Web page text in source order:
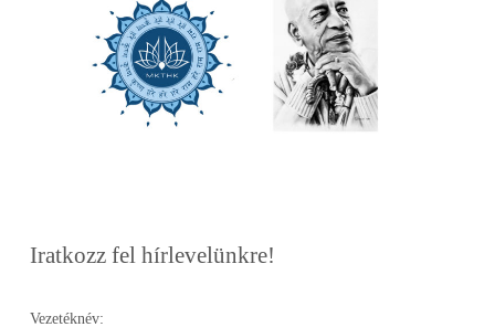
Iratkozz fel hírlevelünkre!
Vezetéknév: